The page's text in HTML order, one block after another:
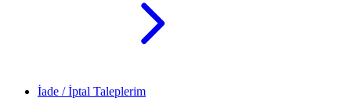
İade / İptal Taleplerim